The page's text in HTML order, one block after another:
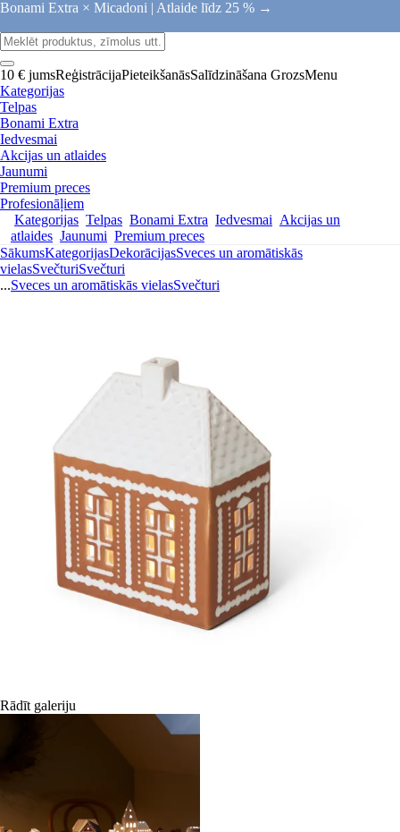
Bonami Extra × Micadoni | Atlaide līdz 25 % →
10 € jumsReģistrācijaPieteikšanāsSalīdzināšana GrozsMenu
Kategorijas
Telpas
Bonami Extra
Iedvesmai
Akcijas un atlaides
Jaunumi
Premium preces
Profesionāļiem
Kategorijas Telpas Bonami Extra Iedvesmai Akcijas un
atlaides Jaunumi Premium preces
SākumsKategorijasDekorācijasSveces un aromātiskās
vielasSvečturiSvečturi
...Sveces un aromātiskās vielasSvečturi
Rādīt galeriju